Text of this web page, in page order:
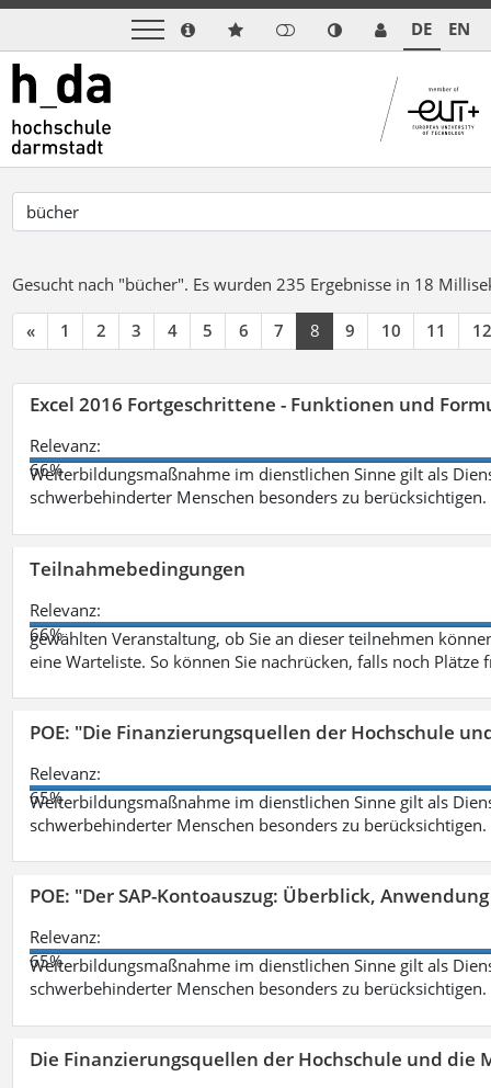
DE EN
Gesucht nach "bücher". Es wurden 235 Ergebnisse in 18
« 1 2 3 4 5 6 7 8 9 10 11 12
Excel 2016 Fortgeschrittene - Funktionen und
Relevanz:
66%
Weiterbildungsmaßnahme im dienstlichen Sinne gilt als
schwerbehinderter Menschen besonders zu berücksichtigen.
Teilnahmebedingungen
Relevanz:
66%
gewählten Veranstaltung, ob Sie an dieser teilnehmen
eine Warteliste. So können Sie nachrücken, falls noch Plätze
POE: "Die Finanzierungsquellen der Hochschule
Relevanz:
65%
Weiterbildungsmaßnahme im dienstlichen Sinne gilt als
schwerbehinderter Menschen besonders zu berücksichtigen.
POE: "Der SAP-Kontoauszug: Überblick,
Relevanz:
65%
Weiterbildungsmaßnahme im dienstlichen Sinne gilt als
schwerbehinderter Menschen besonders zu berücksichtigen.
Die Finanzierungsquellen der Hochschule und die